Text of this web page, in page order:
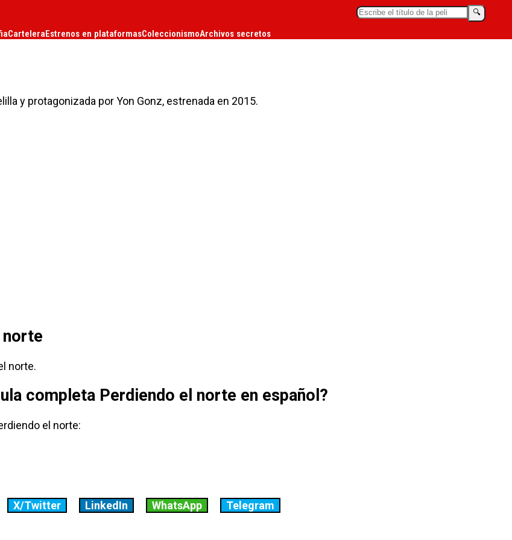
🔍︎
CarteleraEstrenos en plataformasColeccionismoArchivos secretos
y protagonizada por Yon Gonz, estrenada en 2015.
norte
norte.
completa Perdiendo el norte en español?
el norte:
X/Twitter LinkedIn WhatsApp Telegram